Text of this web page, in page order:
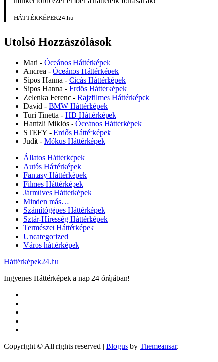
HÁTTÉRKÉPEK24.hu
Utolsó Hozzászólások
Mari - Óceános Háttérképek
Andrea - Óceános Háttérképek
Sipos Hanna - Cicás Háttérképek
Sipos Hanna - Erdős Háttérképek
Zelenka Ferenc - Rajzfilmes Háttérképek
David - BMW Háttérképek
Turi Tinetta - HD Háttérképek
Hantzli Miklós - Óceános Háttérképek
STEFY - Erdős Háttérképek
Judit - Mókus Háttérképek
Állatos Háttérképek
Autós Háttérképek
Fantasy Háttérképek
Filmes Háttérképek
Járműves Háttérképek
Minden más…
Számítógépes Háttérképek
Sztár-Híresség Háttérképek
Természet Háttérképek
Uncategorized
Város háttérképek
Háttérképek24.hu
Ingyenes Háttérképek a nap 24 órájában!
Copyright © All rights reserved | Blogus by Themeansar.